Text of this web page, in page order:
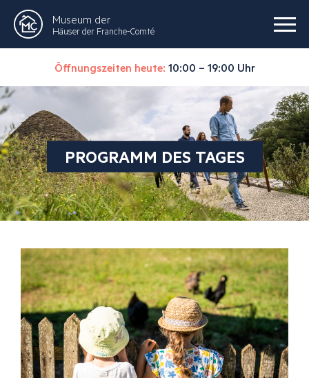
Museum der
Häuser der Franche-Comté
Öffnungszeiten heute: 10:00 – 19:00 Uhr
PROGRAMM DES TAGES